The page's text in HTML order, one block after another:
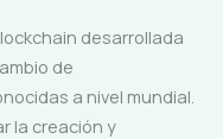
desarrollada
de
a nivel mundial.
la creación y